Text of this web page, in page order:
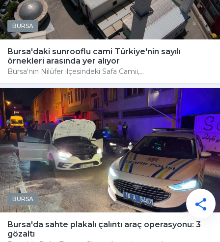
BURSA
Bursa'daki sunrooflu cami Türkiye'nin sayılı
örnekleri arasında yer alıyor
Bursa'nın Nilüfer ilçesindeki Safa Camii,...
BURSA
Bursa'da sahte plakalı çalıntı araç operasyonu: 3
gözaltı